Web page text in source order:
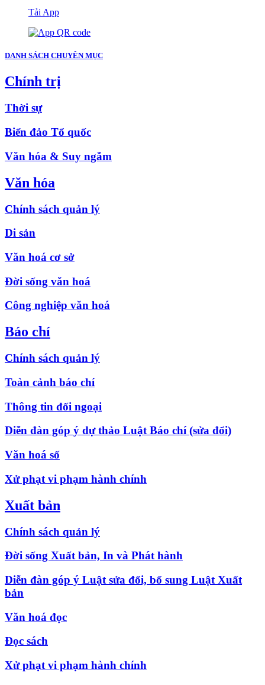
Tải App
DANH SÁCH CHUYÊN MỤC
Chính trị
Thời sự
Biển đảo Tổ quốc
Văn hóa & Suy ngẫm
Văn hóa
Chính sách quản lý
Di sản
Văn hoá cơ sở
Đời sống văn hoá
Công nghiệp văn hoá
Báo chí
Chính sách quản lý
Toàn cảnh báo chí
Thông tin đối ngoại
Diễn đàn góp ý dự thảo Luật Báo chí (sửa đổi)
Văn hoá số
Xử phạt vi phạm hành chính
Xuất bản
Chính sách quản lý
Đời sống Xuất bản, In và Phát hành
Diễn đàn góp ý Luật sửa đổi, bổ sung Luật Xuất
bản
Văn hoá đọc
Đọc sách
Xử phạt vi phạm hành chính